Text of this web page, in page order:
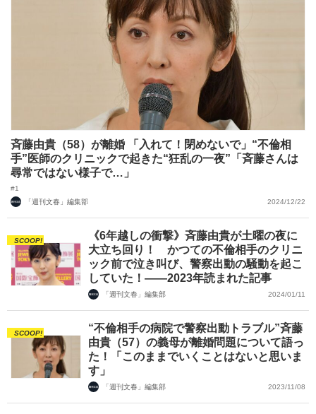
斉藤由貴（58）が離婚 「入れて！閉めないで」“不倫相
手”医師のクリニックで起きた“狂乱の一夜”「斉藤さんは
尋常ではない様子で…」
#1
「週刊文春」編集部
2024/12/22
SCOOP!
《6年越しの衝撃》斉藤由貴が土曜の夜に
大立ち回り！ かつての不倫相手のクリニ
ック前で泣き叫び、警察出動の騒動を起こ
していた！――2023年読まれた記事
「週刊文春」編集部 2024/01/11
SCOOP!
“不倫相手の病院で警察出動トラブル”斉藤
由貴（57）の義母が離婚問題について語っ
た！「このままでいくことはないと思いま
す」
「週刊文春」編集部 2023/11/08